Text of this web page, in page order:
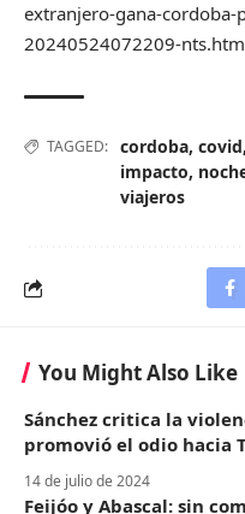
extranjero-gana-
20240524072209-
TAGGED: cordoba, covid,
impacto,
viajeros
You Might Also Like
Sánchez critica la
promovió el odio hacia
14 de julio de 2024
Feijóo y Abascal: sin